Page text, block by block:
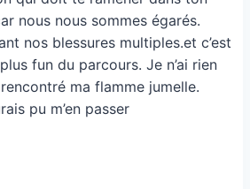
nous nous sommes égarés.
nos blessures multiples.et c’est
fun du parcours. Je n’ai rien
ma flamme jumelle.
pu m’en passer